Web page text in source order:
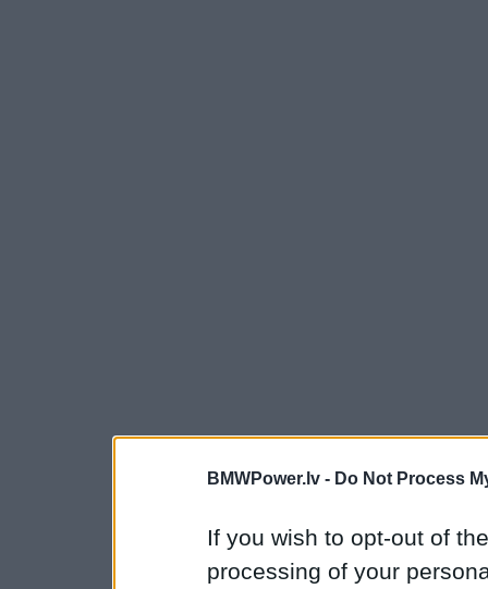
BMWPower.lv - Do Not Process
If you wish to opt-out of
processing of your